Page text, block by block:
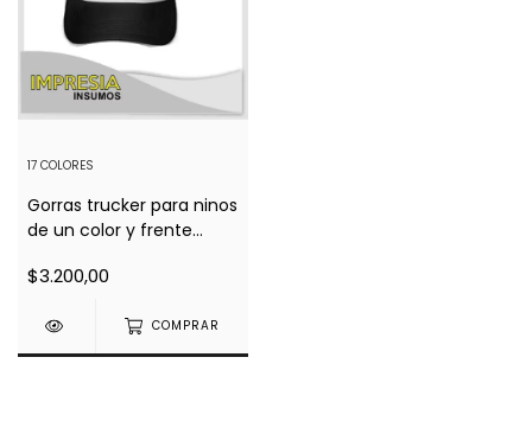
17 COLORES
Gorras trucker para ninos
de un color y frente
$3.200,00
COMPRAR